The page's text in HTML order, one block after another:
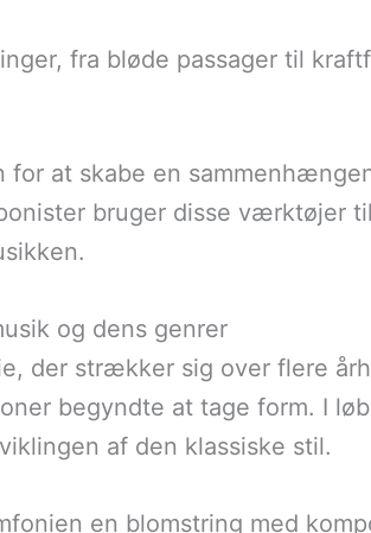
fra bløde passager til
for at skabe en
bruger disse værktøjer
og dens genrer
der strækker sig over flere
begyndte at tage form. I
af den klassiske stil.
en blomstring med